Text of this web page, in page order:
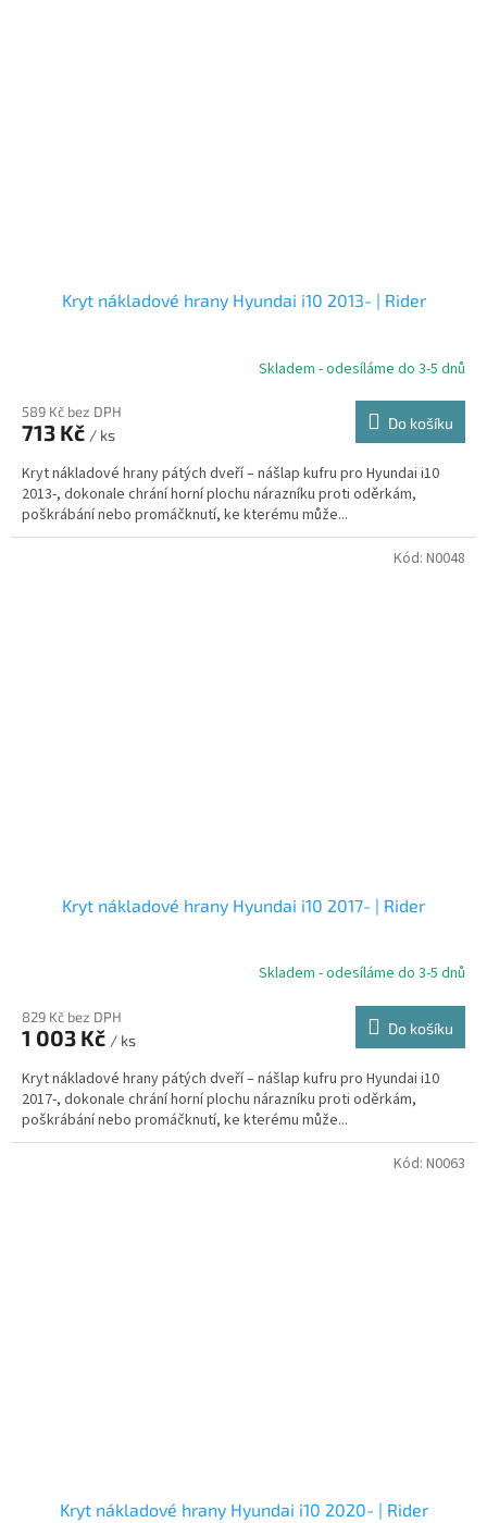
Kryt nákladové hrany Hyundai i10 2013- | Rider
Skladem - odesíláme do 3-5 dnů
589 Kč bez DPH
713 Kč / ks
Do košíku
Kryt nákladové hrany pátých dveří – nášlap kufru pro Hyundai i10
2013-, dokonale chrání horní plochu nárazníku proti oděrkám,
poškrábání nebo promáčknutí, ke kterému může...
Kryt nákladové hrany Hyundai i10 2017- | Rider
Skladem - odesíláme do 3-5 dnů
829 Kč bez DPH
1 003 Kč / ks
Do košíku
Kryt nákladové hrany pátých dveří – nášlap kufru pro Hyundai i10
2017-, dokonale chrání horní plochu nárazníku proti oděrkám,
poškrábání nebo promáčknutí, ke kterému může...
Kód: N0048
Kryt nákladové hrany Hyundai i10 2020- | Rider
Kód: N0063